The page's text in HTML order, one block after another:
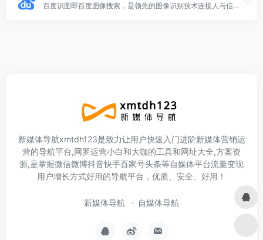
百度识图即百度图像搜索，是领先的图像识别技术连接人与信息，为你搜寻所见。登录百度识图官网可以实时在线使用，百度识图资料库储存了海量的图片资讯，可以满足广大用户的搜索
新媒体导航xmtdh123是致力让用户快速入门进阶新媒体营销运
营的导航平台,网罗运营小白和大咖的工具和网址大全,方案资
源,是掌握微信微博抖音快手百家号头条等自媒体平台流量变现
用户增长方式好用的导航平台，优质、安全、好用！
新媒体导航 自媒体导航